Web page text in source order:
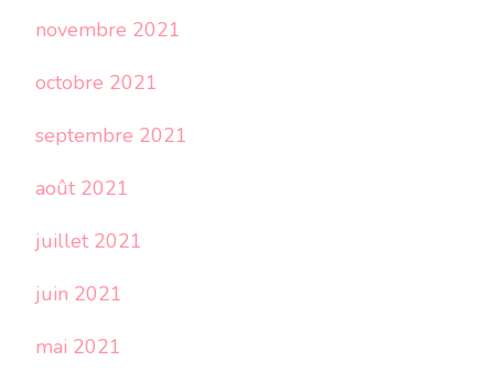
novembre 2021
octobre 2021
septembre 2021
août 2021
juillet 2021
juin 2021
mai 2021